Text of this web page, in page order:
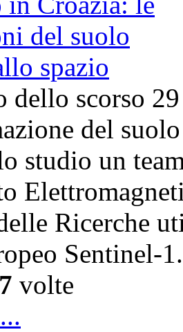
dello scorso
del
studio un
Ricerche
volte